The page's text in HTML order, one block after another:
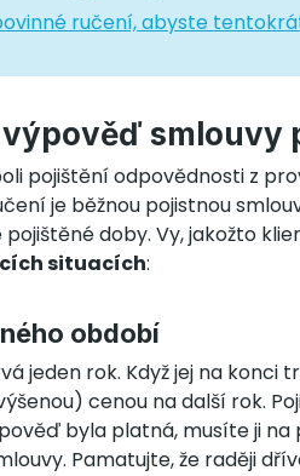
ručení, abyste
výpověď smlouvy
pojištění odpovědnosti z
je běžnou pojistnou
doby. Vy, jakožto
situacích:
období
jeden rok. Když jej na
cenou na další rok.
byla platná, musíte ji
Pamatujte, že raději